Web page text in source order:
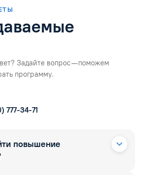
Задайте вопрос — поможем
программу.
777-34-71
повышение